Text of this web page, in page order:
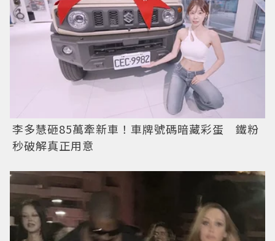
李多慧砸85萬牽新車！車牌號碼暗藏彩蛋 鐵粉
秒破解真正用意